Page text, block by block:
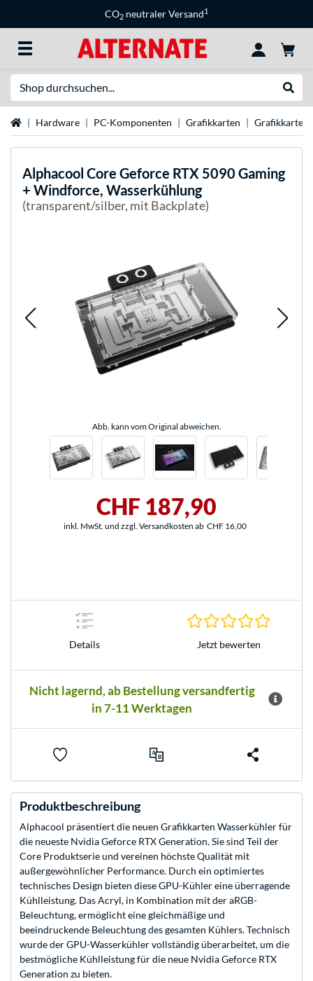
CO2 neutraler Versand1
StartseiteHardware PC-Komponenten Grafikkarten
Alphacool Core Geforce RTX 5090 Gaming
+ Windforce, Wasserkühlung
(transparent/silber, mit Backplate)
Abb. kann vom Original abweichen.
CHF 187,90
inkl. MwSt. und zzgl. Versandkosten ab CHF 16,00
Details Jetzt bewerten
Nicht lagernd, ab Bestellung versandfertig
in 7-11 Werktagen
Produktbeschreibung
Alphacool präsentiert die neuen Grafikkarten Wasserkühler für
die neueste Nvidia Geforce RTX Generation. Sie sind Teil der
Core Produktserie und vereinen höchste Qualität mit
außergewöhnlicher Performance. Durch ein optimiertes
technisches Design bieten diese GPU-Kühler eine überragende
Kühlleistung. Das Acryl, in Kombination mit der aRGB-
Beleuchtung, ermöglicht eine gleichmäßige und
beeindruckende Beleuchtung des gesamten Kühlers. Technisch
wurde der GPU-Wasserkühler vollständig überarbeitet, um die
bestmögliche Kühlleistung für die neue Nvidia Geforce RTX
Generation zu bieten.